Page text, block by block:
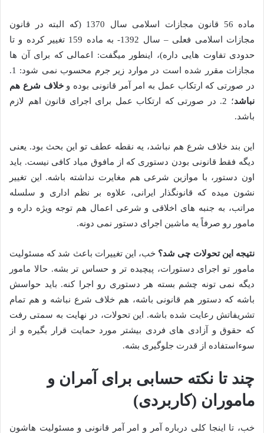
ماده 56 قانون مجازات اسلامی سال 1370 (که البته در قانون
مجازات اسلامی فعلی – سال 1392- به ماده 159 تغییر کرده و تا
حدودی تفاوت هایی داره)، اینطور میگفت: اعمالی که برای آن ها
مجازات مقرر شده است در موارد زیر جرم محسوب نمی شود: 1.
در صورتی که ارتکاب عمل به امر آمر قانونی بوده وخلاف شرع هم
نباشد
؛ 2. در صورتی که ارتکاب عمل برای اجرای قانون اهم لازم
باشد.
این بند خلاف شرع هم نباشد، یه نقطه عطف تو این بحث بود. یعنی
دیگه فقط قانونی بودن دستوری که از مافوق میاد کافی نیست. باید
اون دستور، با موازین شرعی هم مغایرت نداشته باشه. این تغییر
نشون میده که قانونگذار ایرانی، علاوه بر نظم اداری و سلسله
مراتب، به جنبه های اخلاقی و شرعی اعمال هم توجه ویژه داره و
مامور رو صرفاً یه ماشین اجرای دستور نمی دونه.
نتیجه این تحولات چی شد؟ خب، این تغییرات باعث شد که مسئولیت
مامور تو اجرای دستورات، پیچیده تر و حساس تر بشه. حالا مامور
دیگه نمی تونه چشم بسته هر دستوری رو اجرا کنه. باید حواسش
باشه که دستور هم قانونی باشه، هم خلاف شرع نباشه و هم تمام
تشریفاتش رعایت شده باشه. این تحولات، در نهایت به سمتی رفت
که حقوق و آزادی های فردی بیشتر مورد حمایت قرار بگیره و از
سوءاستفاده از قدرت جلوگیری بشه.
چند تا نکته حسابی برای آمران و
ماموران (کاربردی)
خب، تا اینجا کلی درباره آمر و امر آمر قانونی و مسئولیت هاشون